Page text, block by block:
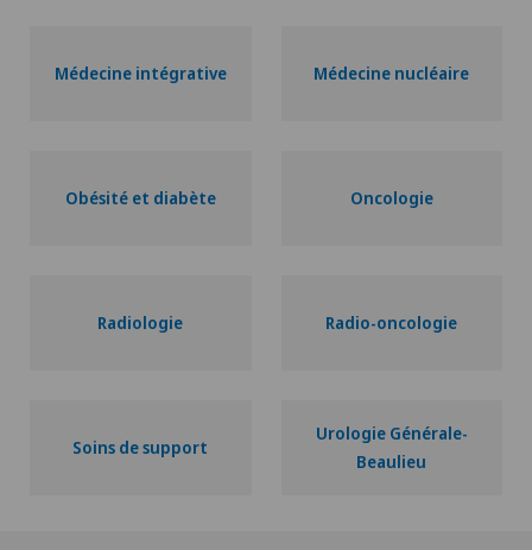
Médecine intégrative Médecine nucléaire
Obésité et diabète Oncologie
Radiologie Radio-oncologie
Soins de support
Urologie Générale-
Beaulieu